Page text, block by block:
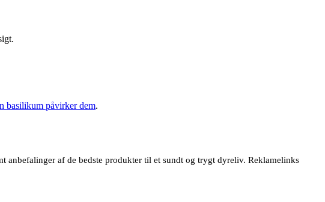
basilikum påvirker dem.
af de bedste produkter til et sundt og trygt dyreliv. Reklamelinks